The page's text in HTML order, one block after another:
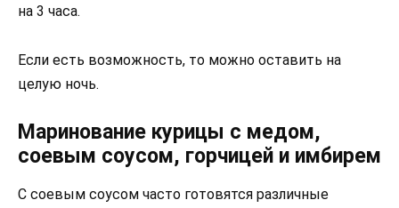
на 3 часа.
Если есть возможность, то можно оставить на
целую ночь.
Маринование курицы с медом,
соевым соусом, горчицей и имбирем
С соевым соусом часто готовятся различные